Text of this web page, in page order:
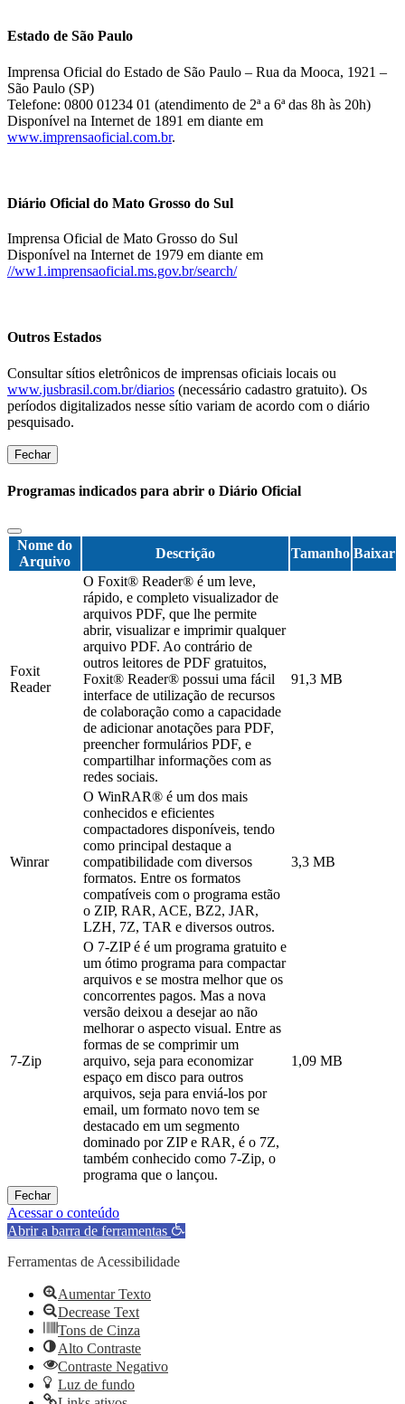
Estado de São Paulo
Imprensa Oficial do Estado de São Paulo – Rua da Mooca, 1921 –
São Paulo (SP)
Telefone: 0800 01234 01 (atendimento de 2ª a 6ª das 8h às 20h)
Disponível na Internet de 1891 em diante em
www.imprensaoficial.com.br.
Diário Oficial do Mato Grosso do Sul
Imprensa Oficial de Mato Grosso do Sul
Disponível na Internet de 1979 em diante em
//ww1.imprensaoficial.ms.gov.br/search/
Outros Estados
Consultar sítios eletrônicos de imprensas oficiais locais ou
www.jusbrasil.com.br/diarios (necessário cadastro gratuito). Os
períodos digitalizados nesse sítio variam de acordo com o diário
pesquisado.
Fechar
Programas indicados para abrir o Diário Oficial
Nome do
Arquivo
Descrição Tamanho Baixar
Foxit
Reader
O Foxit® Reader® é um leve,
rápido, e completo visualizador de
arquivos PDF, que lhe permite
abrir, visualizar e imprimir qualquer
arquivo PDF. Ao contrário de
outros leitores de PDF gratuitos,
Foxit® Reader® possui uma fácil
interface de utilização de recursos
de colaboração como a capacidade
de adicionar anotações para PDF,
preencher formulários PDF, e
compartilhar informações com as
redes sociais.
91,3 MB
Winrar
O WinRAR® é um dos mais
conhecidos e eficientes
compactadores disponíveis, tendo
como principal destaque a
compatibilidade com diversos
formatos. Entre os formatos
compatíveis com o programa estão
o ZIP, RAR, ACE, BZ2, JAR,
LZH, 7Z, TAR e diversos outros.
3,3 MB
7-Zip
O 7-ZIP é é um programa gratuito e
um ótimo programa para compactar
arquivos e se mostra melhor que os
concorrentes pagos. Mas a nova
versão deixou a desejar ao não
melhorar o aspecto visual. Entre as
formas de se comprimir um
arquivo, seja para economizar
espaço em disco para outros
arquivos, seja para enviá-los por
email, um formato novo tem se
destacado em um segmento
dominado por ZIP e RAR, é o 7Z,
também conhecido como 7-Zip, o
programa que o lançou.
1,09 MB
Fechar
Acessar o conteúdo
Abrir a barra de ferramentas
Ferramentas de Acessibilidade
Aumentar Texto
Decrease Text
Tons de Cinza
Alto Contraste
Contraste Negativo
Luz de fundo